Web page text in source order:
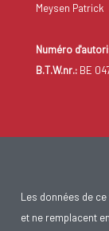
Meysen Patrick
Numéro
B.T.W.nr.:BE
Les données de
et ne remplacent